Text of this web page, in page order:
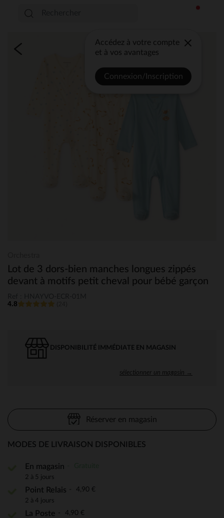
Accédez à votre compte
et à vos avantages
Connexion/Inscription
Lot de 3 dors-bien manches longues zippés
devant à motifs petit cheval pour bébé garçon
4.8
DISPONIBILITÉ IMMÉDIATE EN MAGASIN
sélectionner un magasin →
Réserver en magasin
MODES DE LIVRAISON DISPONIBLES
En magasin
2 à 5 jours
Point Relais 4,90 €
2 à 4 jours
La Poste 4,90 €